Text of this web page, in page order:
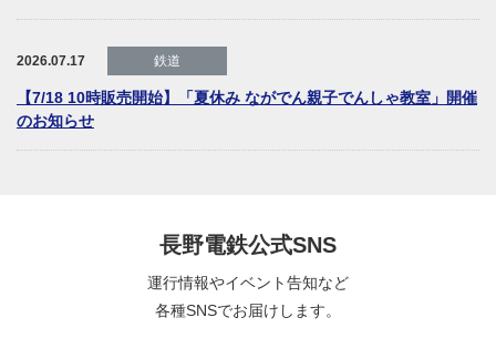
2026.07.17 鉄道
【7/18 10時販売開始】「夏休み ながでん親子でんしゃ教室」開催
のお知らせ
長野電鉄公式SNS
運行情報やイベント告知など
各種SNSでお届けします。